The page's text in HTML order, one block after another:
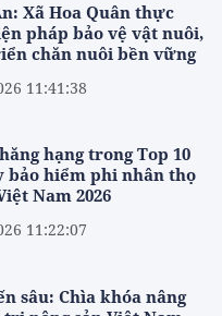
Xã Hoa Quân thực
pháp bảo vệ vật nuôi,
chăn nuôi bền vững
11:41:38
hạng trong Top 10
bảo hiểm phi nhân thọ
Nam 2026
11:22:07
sâu: Chìa khóa nâng